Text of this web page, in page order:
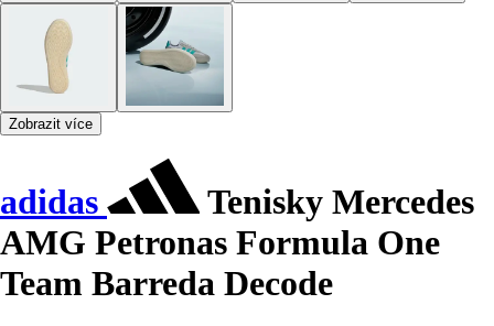
Zobrazit více
adidas
Tenisky Mercedes
AMG Petronas Formula One
Team Barreda Decode